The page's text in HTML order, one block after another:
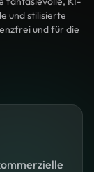
und stilisierte
und für die